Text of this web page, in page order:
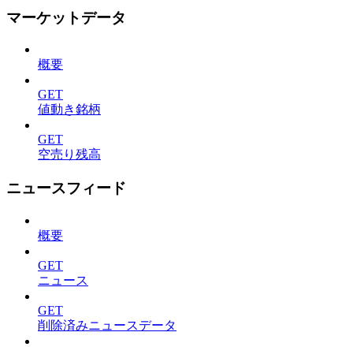
マーケットデータ
概要
GET
値動き銘柄
GET
空売り残高
ニュースフィード
概要
GET
ニュース
GET
削除済みニュースデータ